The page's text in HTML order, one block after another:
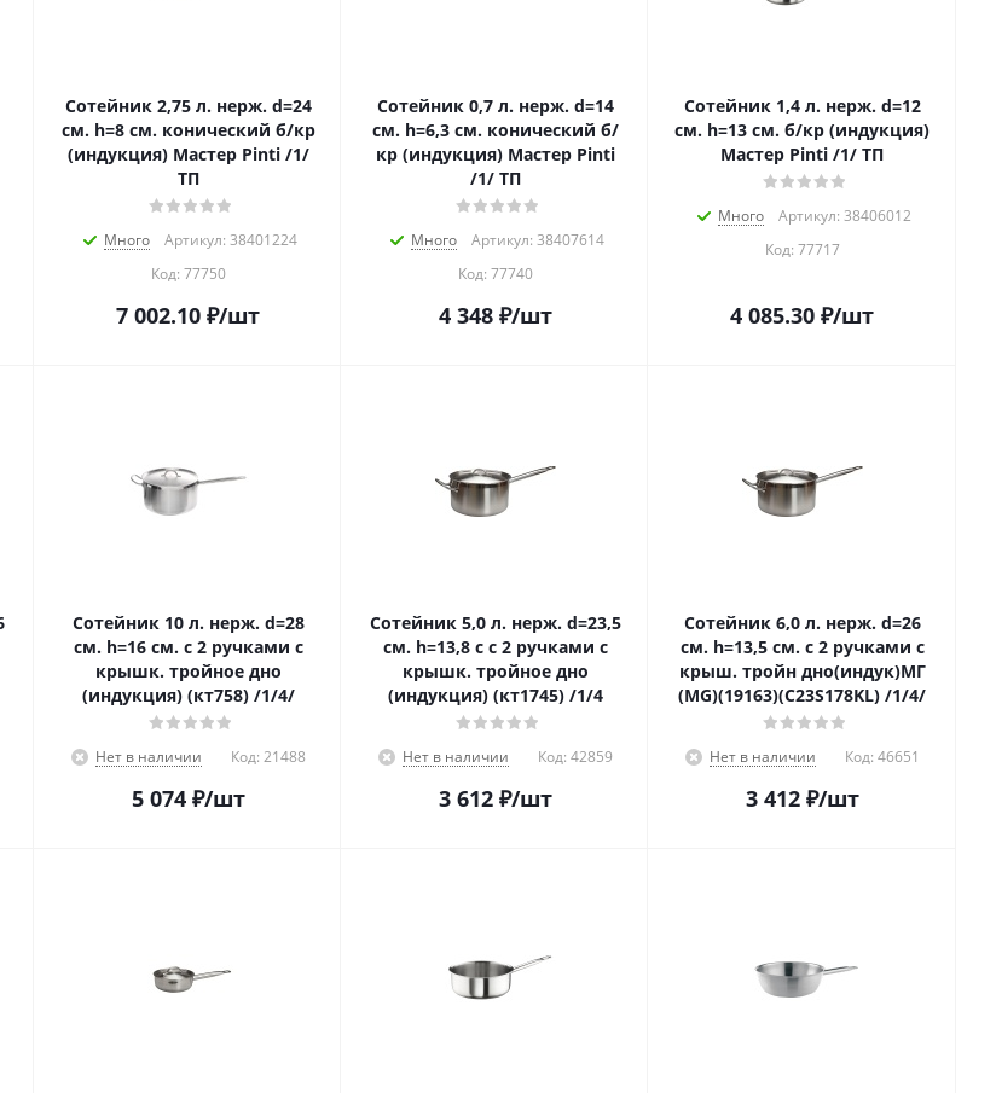
Сотейник 2,75 л. нерж. d=24
см. h=8 см. конический б/кр
(индукция) Мастер Pinti /1/
ТП
Много
Артикул: 38401224
Код: 77750
7 002.10 ₽/шт
Сотейник 0,7 л. нерж. d=14
см. h=6,3 см. конический б/
кр (индукция) Мастер Pinti
/1/ ТП
Много
Артикул: 38407614
Код: 77740
4 348₽/шт
Сотейник 1,4 л. нерж. d=12
см. h=13 см. б/кр (индукция)
Мастер Pinti /1/ ТП
Много
Артикул: 38406012
Код: 77717
4 085.30 ₽/шт
Сотейник 10 л. нерж. d=28
см. h=16 см. с 2 ручками с
крышк. тройное дно
(индукция) (кт758) /1/4/
Нет в наличии Код: 21488
5 074₽/шт
Сотейник 5,0 л. нерж. d=23,5
см. h=13,8 с с 2 ручками с
крышк. тройное дно
(индукция) (кт1745) /1/4
Нет в наличии Код: 42859
3 612₽/шт
Сотейник 6,0 л. нерж. d=26
см. h=13,5 см. с 2 ручками с
крыш. тройн дно(индук)МГ
(MG)(19163)(С23S178KL) /1/4/
Нет в наличии Код: 46651
3 412₽/шт